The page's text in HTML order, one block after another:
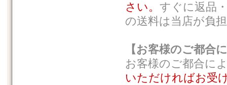
さい。 すぐに返品
の送料は当店が負
【お客様のご都合
お客様のご都合に
いただければお受